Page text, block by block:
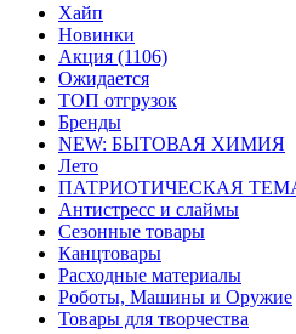
Хайп
Новинки
Акция (1106)
Ожидается
ТОП отгрузок
Бренды
NEW: БЫТОВАЯ ХИМИЯ
Лето
ПАТРИОТИЧЕСКАЯ
Антистресс и слаймы
Сезонные товары
Канцтовары
Расходные материалы
Роботы, Машины и Оружие
Товары для творчества